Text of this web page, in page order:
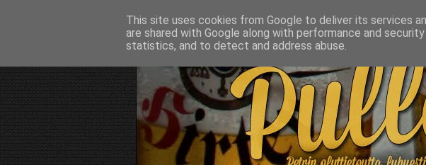
This site uses cookies from Google to deliver its services
are shared with Google along with performance and
statistics, and to detect and address abuse.